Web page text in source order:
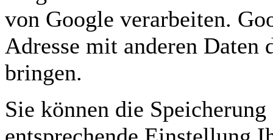
von Google verarbeiten.
Adresse mit anderen
bringen.
Sie können die